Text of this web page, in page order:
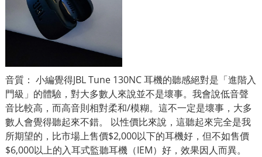
音質： 小編覺得JBL Tune 130NC 耳機的聽感絕對是「進階入
門級」的體驗，對大多數人來說並不是壞事。我會說低音聲
音比較高，而高音則相對柔和/模糊。這不一定是壞事，大多
數人會覺得聽起來不錯。 以性價比來說，這聽起來完全是我
所期望的，比市場上售價$2,000以下的耳機好，但不如售價
$6,000以上的入耳式監聽耳機（IEM）好，效果因人而異。